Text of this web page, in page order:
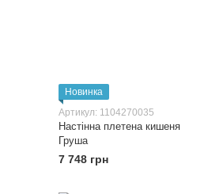
Новинка
Артикул: 1104270035
Настінна плетена кишеня
Груша
7 748 грн